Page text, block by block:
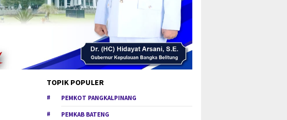
TOPIK POPULER
PEMKOT PANGKALPINANG
PEMKAB BATENG